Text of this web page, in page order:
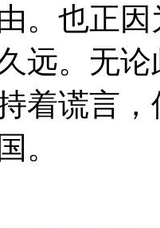
。也正
远。无
着谎言
。